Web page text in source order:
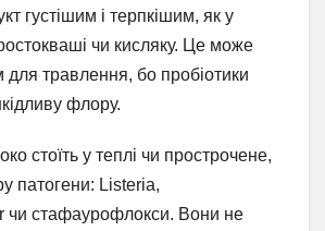
густішим і терпкішим, як у
чи кисляку. Це може
для травлення, бо пробіотики
флору.
стоїть у теплі чи прострочене,
патогени: Listeria,
чи стафаурофлокси. Вони не